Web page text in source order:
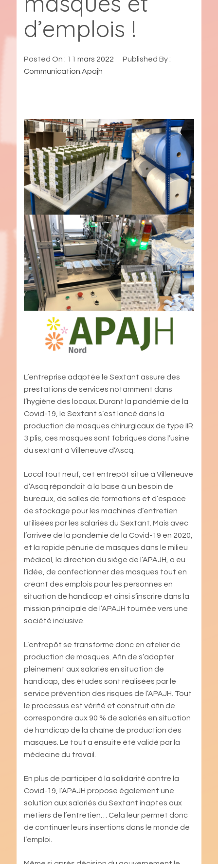
d’emplois !
Posted On : 11 mars 2022
Published By :
Communication.Apajh
L’entreprise adaptée le Sextant assure des
prestations de services notamment dans
l’hygiène des locaux. Durant la pandémie de la
Covid-19, le Sextant s’est lancé dans la
production de masques chirurgicaux de type IIR
3 plis, ces masques sont fabriqués dans l’usine
du sextant à Villeneuve d’Ascq.
Local tout neuf, cet entrepôt situé à Villeneuve
d’Ascq répondait à la base à un besoin de
bureaux, de salles de formations et d’espace
de stockage pour les machines d’entretien
utilisées par les salariés du Sextant. Mais avec
l’arrivée de la pandémie de la Covid-19 en 2020,
et la rapide pénurie de masques dans le milieu
médical, la direction du siège de l’APAJH, a eu
l’idée, de confectionner des masques tout en
créant des emplois pour les personnes en
situation de handicap et ainsi s’inscrire dans la
mission principale de l’APAJH tournée vers une
société inclusive.
L’entrepôt se transforme donc en atelier de
production de masques. Afin de s’adapter
pleinement aux salariés en situation de
handicap, des études sont réalisées par le
service prévention des risques de l’APAJH. Tout
le processus est vérifié et construit afin de
correspondre aux 90 % de salariés en situation
de handicap de la chaîne de production des
masques. Le tout a ensuite été validé par la
médecine du travail.
En plus de participer à la solidarité contre la
Covid-19, l’APAJH propose également une
solution aux salariés du Sextant inaptes aux
métiers de l’entretien… Cela leur permet donc
de continuer leurs insertions dans le monde de
l’emploi.